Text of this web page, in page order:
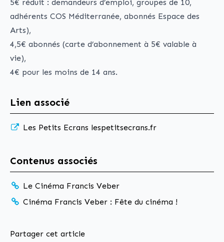
5€ réduit : demandeurs d’emploi, groupes de 10,
adhérents COS Méditerranée, abonnés Espace des
Arts),
4,5€ abonnés (carte d’abonnement à 5€ valable à
vie),
4€ pour les moins de 14 ans.
Lien associé
Les Petits Ecrans lespetitsecrans.fr
Contenus associés
Le Cinéma Francis Veber
Cinéma Francis Veber : Fête du cinéma !
Partager cet article